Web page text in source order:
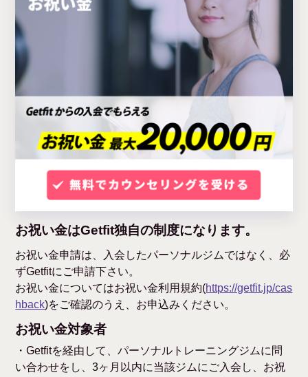
お祝い金はGetfit独自の制度になります。
お祝い金申請は、入会したパーソナルジムではなく、必
ずGetfitにご申請下さい。
お祝い金についてはお祝い金利用規約(https://getfit.jp/cas
hback)をご確認のうえ、お申込みください。
お祝い金対象者
・Getfitを経由して、パーソナルトレーニングジムに問
い合わせをし、3ヶ月以内に当該ジムにご入会し、お祝